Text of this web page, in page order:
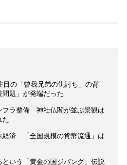
目の「曾我兄弟の仇討ち」の背
題」が発端だった
フラ整備 神社仏閣が並ぶ景観は
た
経済 「全国規模の貨幣流通」は
いう「黄金の国ジパング」伝説